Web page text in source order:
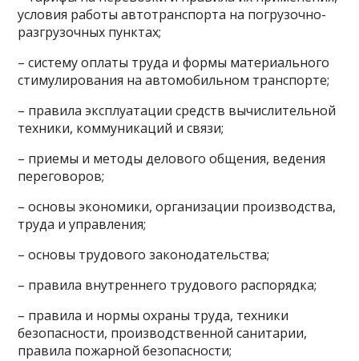
условия работы автотранспорта на погрузочно-
разгрузочных пунктах;
– систему оплаты труда и формы материального
стимулирования на автомобильном транспорте;
– правила эксплуатации средств вычислительной
техники, коммуникаций и связи;
– приемы и методы делового общения, ведения
переговоров;
– основы экономики, организации производства,
труда и управления;
– основы трудового законодательства;
– правила внутреннего трудового распорядка;
– правила и нормы охраны труда, техники
безопасности, производственной санитарии,
правила пожарной безопасности;